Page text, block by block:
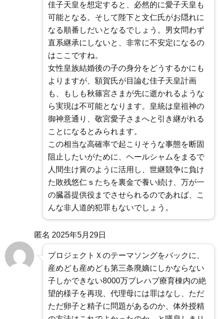
佳子天皇を想定すると、必然的に愛子天皇も
可能となる。そして陛下と文仁氏がお隠れに
なる順番しだいとなるでしょう。男女問わず
直系継承にしないと、非常に不安定になるの
はここですね。
女性皇族結婚後の子の身分をどうするかにも
よりますが、額賀氏が目論む佳子天皇計画
も、もしも秋篠宮さまが先に逝かれるような
ら実現は不可能となります。皇統は皇祖神の
御神意通り、敬宮愛子さまへと引き継がれる
ことになるとみられます。
この相当な高確率で起こりそうな事態を断固
阻止したいがために、ヘールシャムをまるで
人間生け簀のように活用し、世継競争に負け
た敗残悠仁ｓたちを裏金で養い続け、万が一
の臓器提供役までさせられるのであれば、こ
んな非人道的犯罪もないでしょう。
匿名 2025年5月29日
プロジェクトＸのテーマソングをバックに、
産めども産めども第三条廃嫡にしかならない
子しかできない8000万プレハブ療育棟内の絶
望的様子を再現、代理母には罪はなし、ただ
ただ卵子と精子に問題があるのか、体外授精